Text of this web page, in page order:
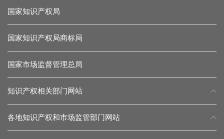
国家知识产权局
国家知识产权局商标局
国家市场监督管理总局
知识产权相关部门网站
各地知识产权和市场监管部门网站